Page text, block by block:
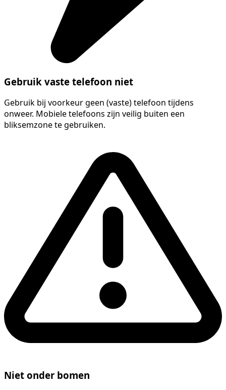
Gebruik vaste telefoon niet
Gebruik bij voorkeur geen (vaste) telefoon tijdens
onweer. Mobiele telefoons zijn veilig buiten een
bliksemzone te gebruiken.
Niet onder bomen